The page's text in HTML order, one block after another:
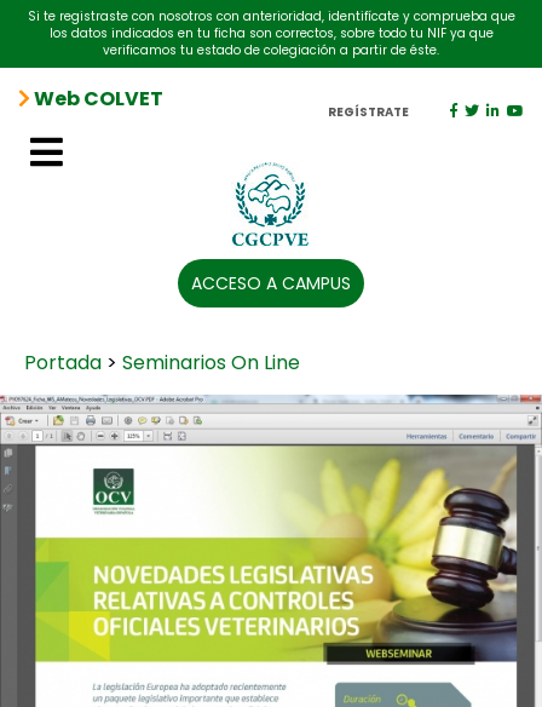
Si te registraste con nosotros con anterioridad, identifícate y comprueba que
los datos indicados en tu ficha son correctos, sobre todo tu NIF ya que
verificamos tu estado de colegiación a partir de éste.
Web COLVET REGÍSTRATE
ACCESO A CAMPUS
Portada > Seminarios On Line